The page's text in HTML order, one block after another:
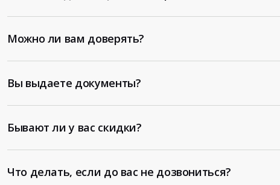
Можно ли вам доверять?
Вы выдаете документы?
Бывают ли у вас скидки?
Что делать, если до вас не дозвониться?